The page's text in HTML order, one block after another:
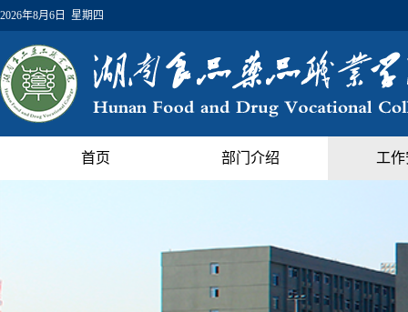
2026年8月6日 星期四
首页 部门介绍 工